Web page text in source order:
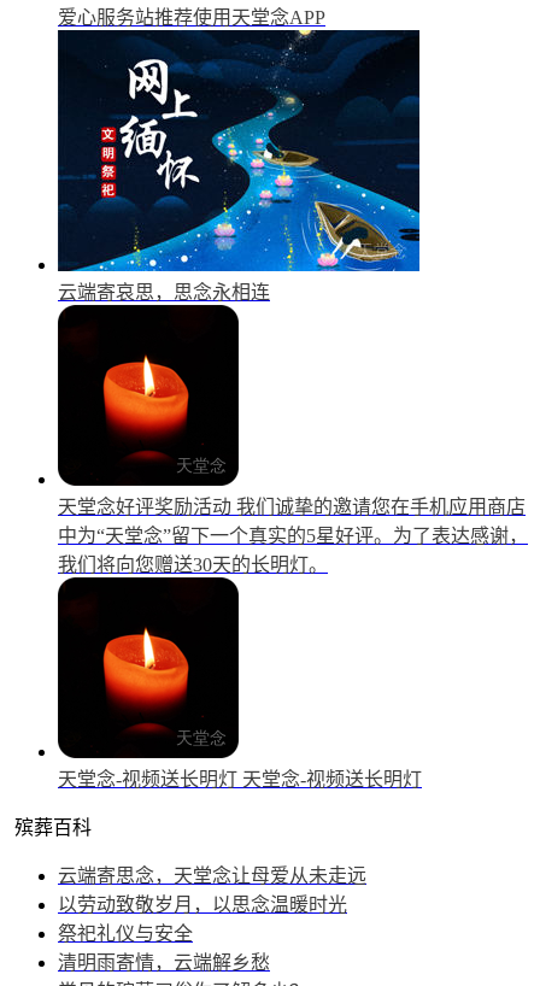
爱心服务站推荐使用天堂念APP
云端寄哀思，思念永相连
天堂念好评奖励活动 我们诚挚的邀请您在手机应用商店
中为“天堂念”留下一个真实的5星好评。为了表达感谢，
我们将向您赠送30天的长明灯。
天堂念-视频送长明灯 天堂念-视频送长明灯
殡葬百科
云端寄思念，天堂念让母爱从未走远
以劳动致敬岁月，以思念温暖时光
祭祀礼仪与安全
清明雨寄情，云端解乡愁